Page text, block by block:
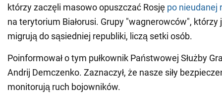
którzy zaczęli masowo opuszczać Rosję po nieudanej
na terytorium Białorusi. Grupy "wagnerowców", którzy
migrują do sąsiedniej republiki, liczą setki osób.
Poinformował o tym pułkownik Państwowej Służby
Andrij Demczenko. Zaznaczył, że nasze siły
monitorują ruch bojowników.